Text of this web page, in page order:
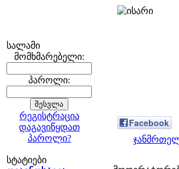
სალამი
მომხმარებელი:
პაროლი:
რეგისტრაცია
დაგავიწყდათ
პაროლი?
სტატიები
Facebook